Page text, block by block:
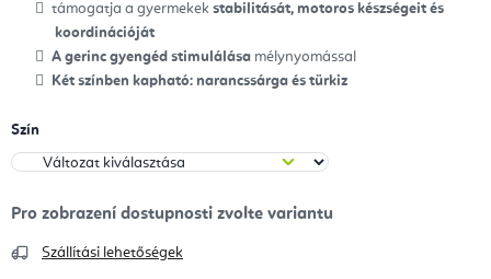
támogatja a gyermekek stabilitását, motoros készségeit és
koordinációját
A gerinc gyengéd stimulálása mélynyomással
Két színben kapható: narancssárga és türkiz
Szín
Szállítási lehetőségek